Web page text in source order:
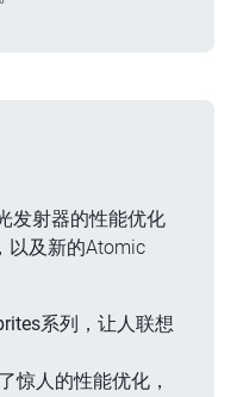
发射器的性能优化
以及新的Atomic
系列，让人联想
惊人的性能优化，